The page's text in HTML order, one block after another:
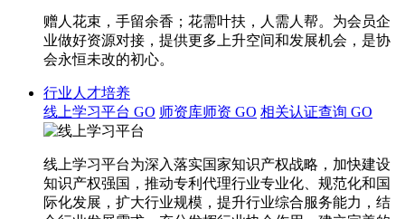
赠人花束，手留余香；花需叶扶，人需人帮。为会员企
业做好资源对接，提供更多上升空间和发展机会，是协
会永恒未改的初心。
行业人才培养
线上学习平台 GO 师资库师资 GO 相关认证查询 GO
线上学习平台为深入落实国家知识产权战略，加快建设
知识产权强国，推动专利代理行业专业化、规范化和国
际化发展，扩大行业规模，提升行业综合服务能力，结